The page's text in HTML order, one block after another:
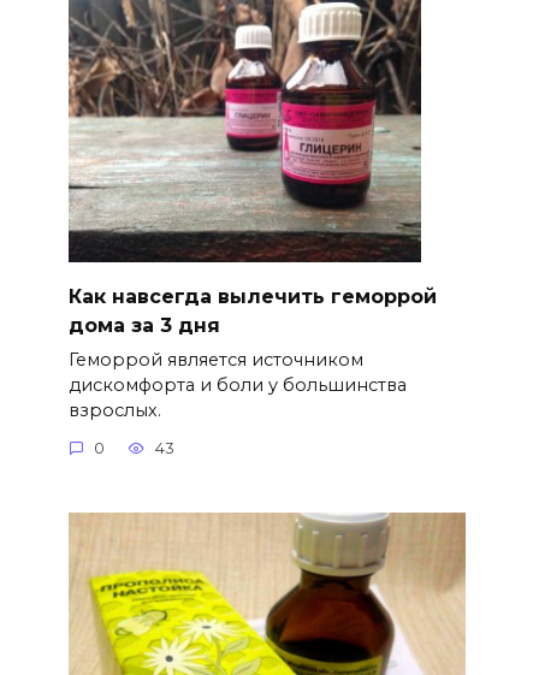
Как навсегда вылечить геморрой
дома за 3 дня
Геморрой является источником
дискомфорта и боли у большинства
взрослых.
0 43